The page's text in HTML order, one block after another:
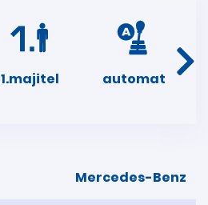
1.majitel automat
Mercedes-Benz